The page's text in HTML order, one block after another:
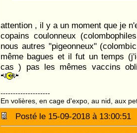
attention , il y a un moment que je
copains coulonneux
nous autres "pigeonneux"
même bagues et il fut un temps
cas ) pas les mêmes vaccins
--------------------
En volières, en cage d'expo, au nid, aux
Posté le 15-09-2018 à